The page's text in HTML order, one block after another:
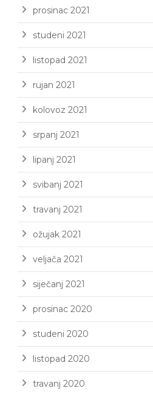
prosinac 2021
studeni 2021
listopad 2021
rujan 2021
kolovoz 2021
srpanj 2021
lipanj 2021
svibanj 2021
travanj 2021
ožujak 2021
veljača 2021
siječanj 2021
prosinac 2020
studeni 2020
listopad 2020
travanj 2020